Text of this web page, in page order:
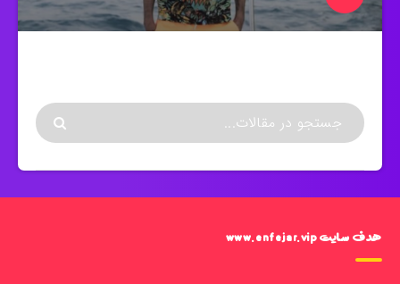
هدف سایت www.enfejar.vip